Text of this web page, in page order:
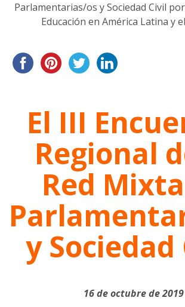
Parlamentarias/os y Sociedad Civil
Educación en América Latina y
El III
Regional
Red
y Sociedad
16 de octubre de 2019